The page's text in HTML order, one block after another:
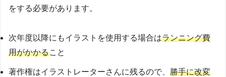
をする必要があります。
次年度以降にもイラストを使用する場合はランニング費
用がかかること
著作権はイラストレーターさんに残るので、 勝手に改変